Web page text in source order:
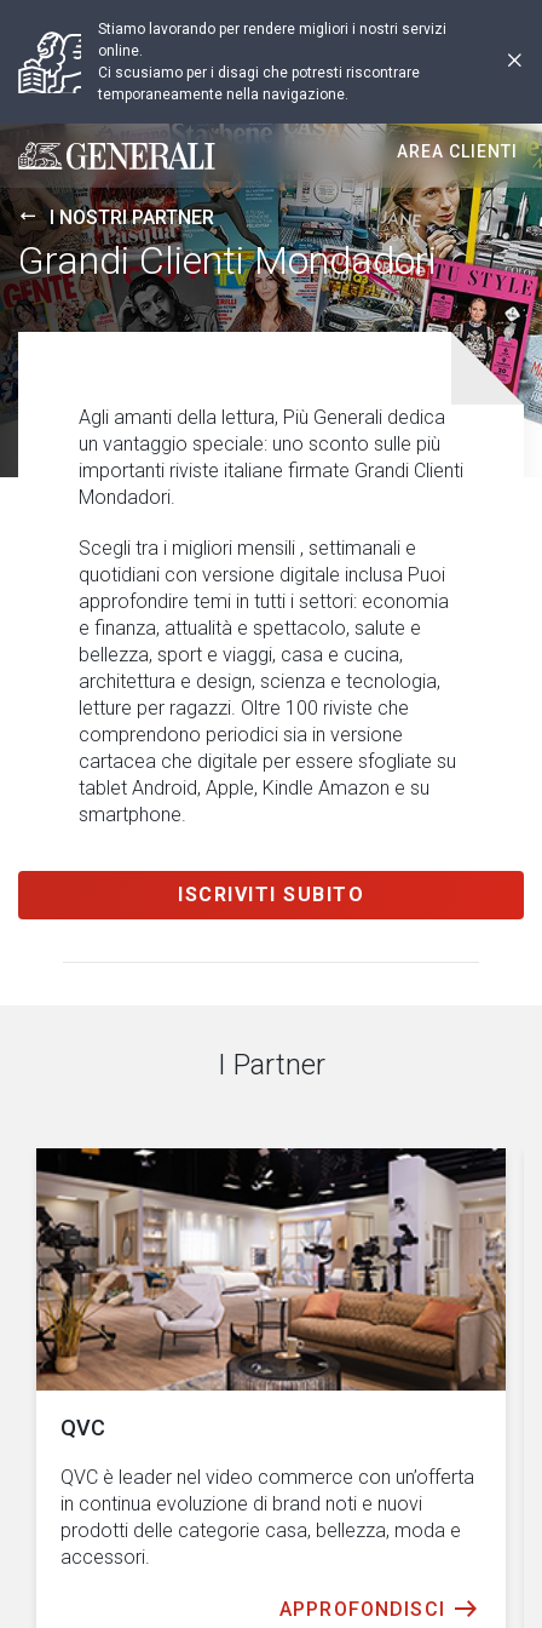
Stiamo lavorando per rendere migliori i nostri servizi
online.
Ci scusiamo per i disagi che potresti riscontrare
temporaneamente nella navigazione.
Generali logo
AREA CLIENTI
I NOSTRI PARTNER
Grandi Clienti Mondadori
Agli amanti della lettura, Più Generali dedica
un vantaggio speciale: uno sconto sulle più
importanti riviste italiane firmate Grandi Clienti
Mondadori.
Scegli tra i migliori mensili , settimanali e
quotidiani con versione digitale inclusa Puoi
approfondire temi in tutti i settori: economia
e finanza, attualità e spettacolo, salute e
bellezza, sport e viaggi, casa e cucina,
architettura e design, scienza e tecnologia,
letture per ragazzi. Oltre 100 riviste che
comprendono periodici sia in versione
cartacea che digitale per essere sfogliate su
tablet Android, Apple, Kindle Amazon e su
smartphone.
ISCRIVITI SUBITO
I Partner
QVC
QVC è leader nel video commerce con un’offerta
in continua evoluzione di brand noti e nuovi
prodotti delle categorie casa, bellezza, moda e
accessori.
APPROFONDISCI